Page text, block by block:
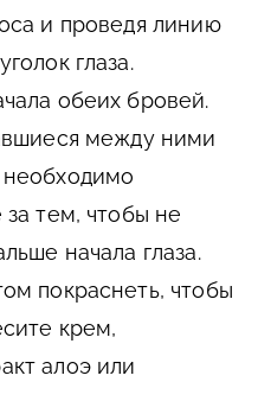
и проведя линию
глаза.
обеих бровей.
между ними
тем, чтобы не
начала глаза.
покраснеть, чтобы
крем,
алоэ или